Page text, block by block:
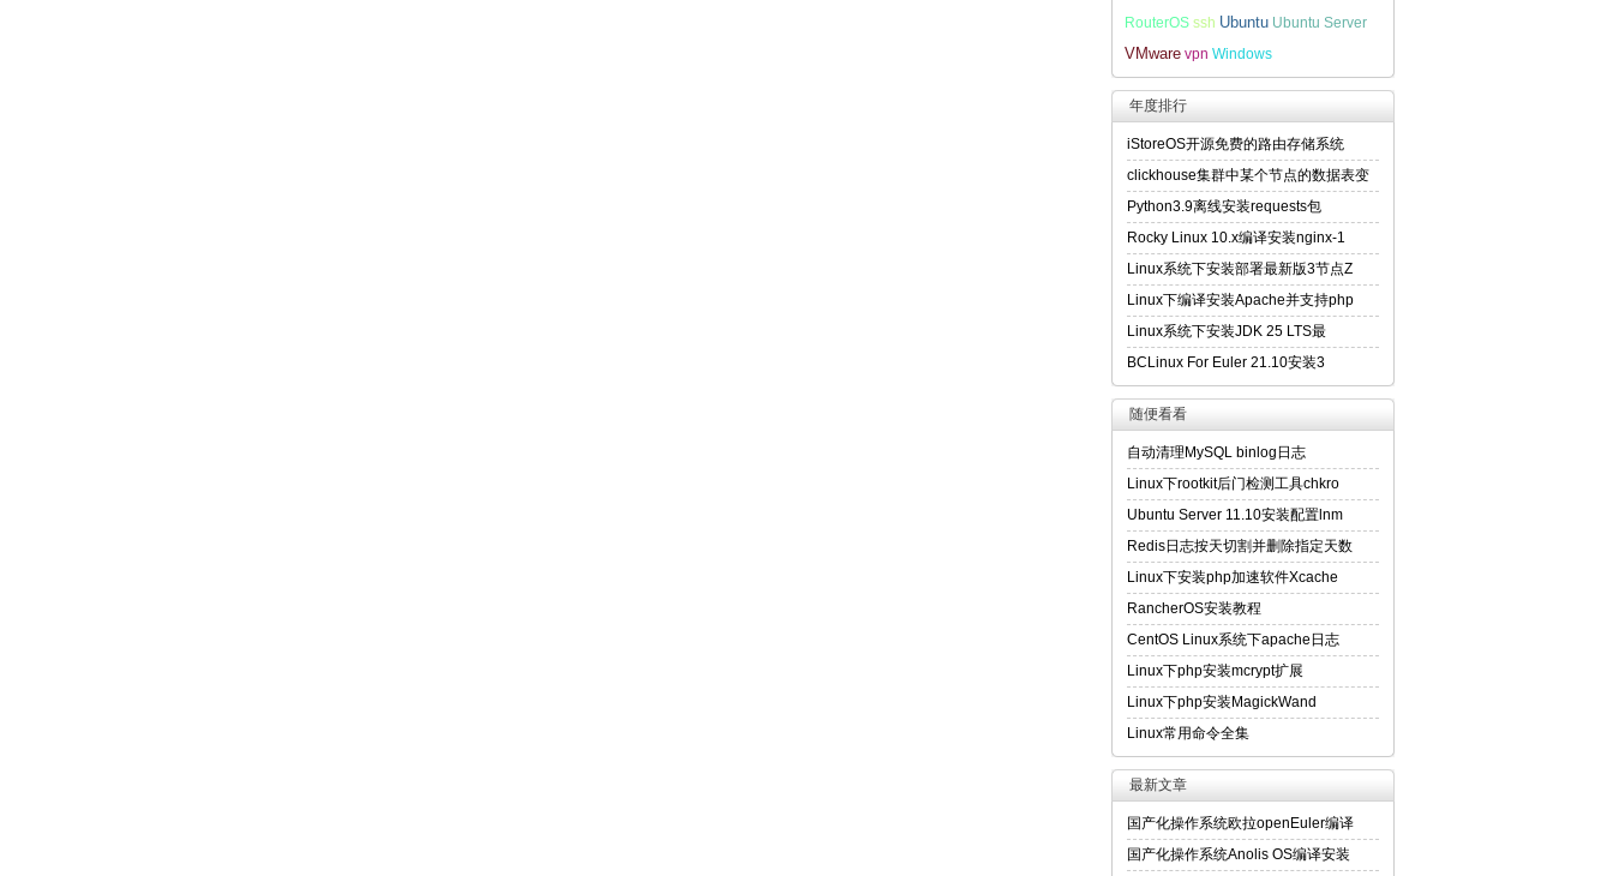
RouterOS ssh Ubuntu Ubuntu Server
VMware vpn Windows
年度排行
iStoreOS开源免费的路由存储系统
clickhouse集群中某个节点的数据表变
Python3.9离线安装requests包
Rocky Linux 10.x编译安装nginx-1
Linux系统下安装部署最新版3节点Z
Linux下编译安装Apache并支持php
Linux系统下安装JDK 25 LTS最
BCLinux For Euler 21.10安装3
随便看看
自动清理MySQL binlog日志
Linux下rootkit后门检测工具chkro
Ubuntu Server 11.10安装配置lnm
Redis日志按天切割并删除指定天数
Linux下安装php加速软件Xcache
RancherOS安装教程
CentOS Linux系统下apache日志
Linux下php安装mcrypt扩展
Linux下php安装MagickWand
Linux常用命令全集
最新文章
国产化操作系统欧拉openEuler编译
国产化操作系统Anolis OS编译安装